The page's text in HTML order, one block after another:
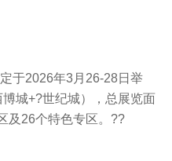
于2026年3月26-28日举
博城+?世纪城），总展览面
及26个特色专区。??